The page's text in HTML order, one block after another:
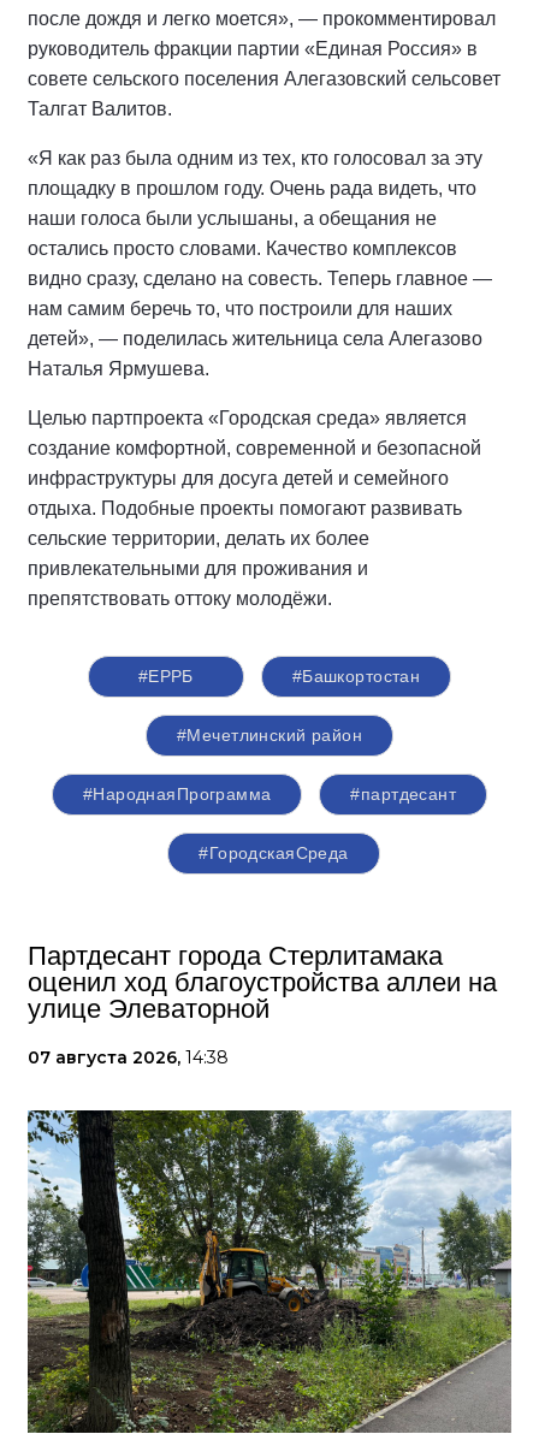
после дождя и легко моется», — прокомментировал
руководитель фракции партии «Единая Россия» в
совете сельского поселения Алегазовский сельсовет
Талгат Валитов.
«Я как раз была одним из тех, кто голосовал за эту
площадку в прошлом году. Очень рада видеть, что
наши голоса были услышаны, а обещания не
остались просто словами. Качество комплексов
видно сразу, сделано на совесть. Теперь главное —
нам самим беречь то, что построили для наших
детей», — поделилась жительница села Алегазово
Наталья Ярмушева.
Целью партпроекта «Городская среда» является
создание комфортной, современной и безопасной
инфраструктуры для досуга детей и семейного
отдыха. Подобные проекты помогают развивать
сельские территории, делать их более
привлекательными для проживания и
препятствовать оттоку молодёжи.
#ЕРРБ #Башкортостан
#Мечетлинский район
#НароднаяПрограмма #партдесант
#ГородскаяСреда
Партдесант города Стерлитамака
оценил ход благоустройства аллеи на
улице Элеваторной
07 августа 2026, 14:38